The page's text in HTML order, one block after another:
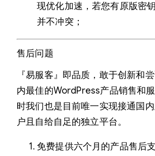
现优化加速，若您有原版密
并不冲突；
售后问题
『易服客』即品质，敢于创新和
内最佳的WordPress产品销售和
时我们也是目前唯一实现接通国
户且自给自足的独立平台。
免费提供六个月的产品售后